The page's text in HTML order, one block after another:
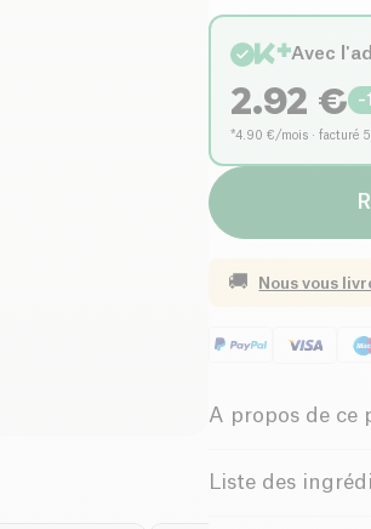
Avec
2.92 € -
*4.90 €/mois · facturé
🚚 Nous vous
A propos de ce
Biologique
Liste des